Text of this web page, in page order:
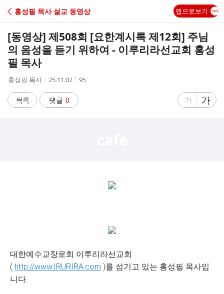
C
A
홍성필 목사 설교 동영상 앱으로보기
[동영상] 제508회 [요한계시록 제12회] 주님
의 음성을 듣기 위하여 - 이루리라선교회 홍성
필 목사
작
자
홍성필 목사
작
시
간
25.11.02
조
95
목록 댓글 0
글
가
글
자
가
대한예수교장로회 이루리라선교회
( http://www.IRURIRA.com )를 섬기고 있는 홍성필 목사입
니다.